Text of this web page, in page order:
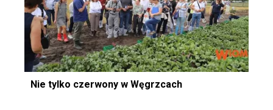
Nie tylko czerwony w Węgrzcach